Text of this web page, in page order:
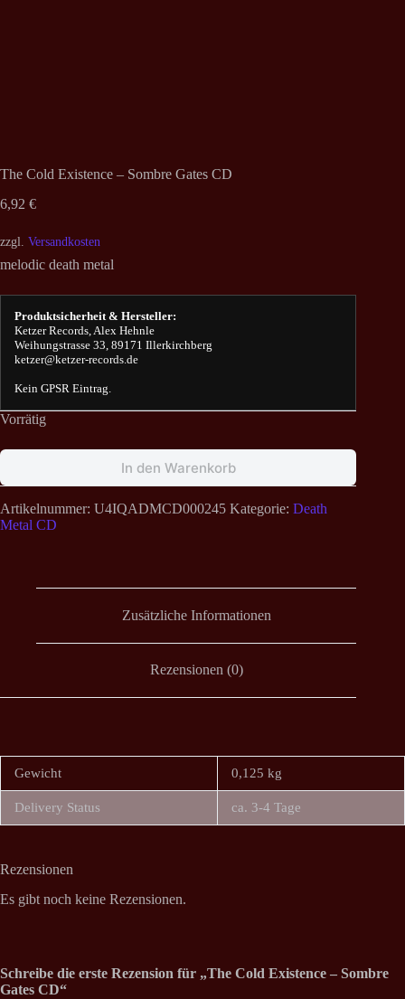
The Cold Existence – Sombre Gates CD
6,92 €
zzgl. Versandkosten
melodic death metal
Produktsicherheit & Hersteller:
Ketzer Records, Alex Hehnle
Weihungstrasse 33, 89171 Illerkirchberg
ketzer@ketzer-records.de
Kein GPSR Eintrag.
Vorrätig
In den Warenkorb
Artikelnummer: U4IQADMCD000245 Kategorie: Death
Metal CD
Zusätzliche Informationen
Rezensionen (0)
Gewicht 0,125 kg
Delivery Status ca. 3-4 Tage
Rezensionen
Es gibt noch keine Rezensionen.
Schreibe die erste Rezension für „The Cold Existence – Sombre
Gates CD“